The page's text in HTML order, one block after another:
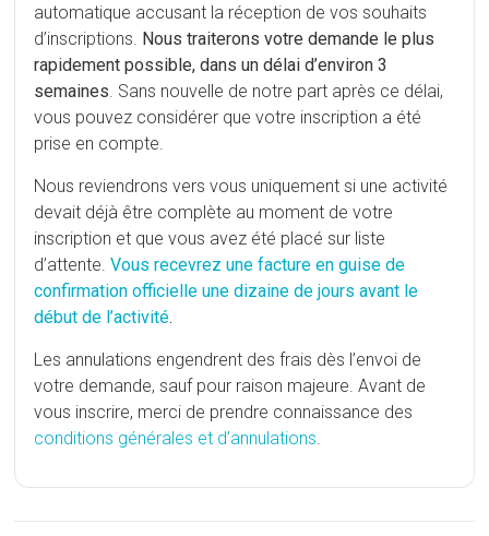
automatique accusant la réception de vos souhaits
d’inscriptions. Nous traiterons votre demande le plus
rapidement possible, dans un délai d’environ 3
semaines. Sans nouvelle de notre part après ce délai,
vous pouvez considérer que votre inscription a été
prise en compte.
Nous reviendrons vers vous uniquement si une activité
devait déjà être complète au moment de votre
inscription et que vous avez été placé sur liste
d’attente.Vous recevrez une facture en guise de
confirmation officielle une dizaine de jours avant le
début de l’activité.
Les annulations engendrent des frais dès l’envoi de
votre demande, sauf pour raison majeure. Avant de
vous inscrire, merci de prendre connaissance des
conditions générales et d’annulations.